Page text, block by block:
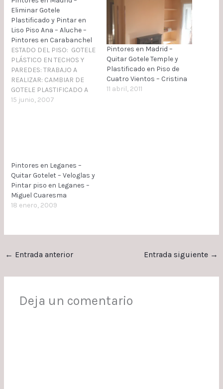
Eliminar Gotele
Plastificado y Pintar en
Liso Piso Ana – Aluche –
Pintores en Carabanchel
ESTADO DEL PISO: GOTELE
PLÁSTICO EN TECHOS Y
PAREDES: TRABAJO A
REALIZAR: CAMBIAR DE
GOTELE PLASTIFICADO A
LISO AFINADO TENDIDO
LISAS 2 MANOS DEL SACO
ROJO (RELLENOS) Y…
15 junio, 2007
Pintores en Madrid –
Quitar Gotele Temple y
Plastificado en Piso de
Cuatro Vientos – Cristina
11 abril, 2011
Pintores en Leganes –
Quitar Gotelet – Veloglas y
Pintar piso en Leganes –
Miguel Cuaresma
18 enero, 2009
← Entrada anterior Entrada siguiente →
Deja un comentario